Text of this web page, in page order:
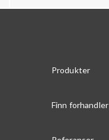
Produkter
Finn forhandler